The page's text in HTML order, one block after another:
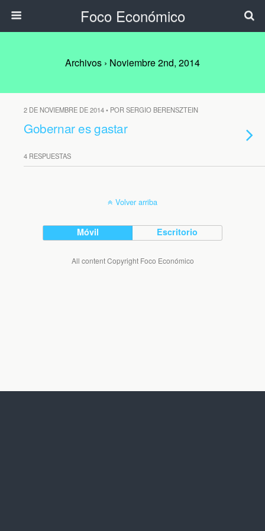
Foco Económico
Archivos › Noviembre 2nd, 2014
2 DE NOVIEMBRE DE 2014 • POR SERGIO BERENSZTEIN
Gobernar es gastar
4 RESPUESTAS
Volver arriba
Móvil Escritorio
All content Copyright Foco Económico